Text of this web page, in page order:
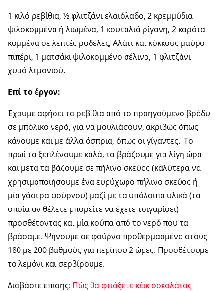
1 κιλό ρεβίθια, ½ φλιτζάνι ελαιόλαδο, 2 κρεμμύδια
ψιλοκομμένα ή λιωμένα, 1 κουταλιά ρίγανη, 2 καρότα
κομμένα σε λεπτές ροδέλες, Αλάτι και κόκκους μαύρο
πιπέρι, 1 ματσάκι ψιλοκομμένο σέλινο, 1 φλιτζάνι
χυμό λεμονιού.
Επί το έργον:
Έχουμε αφήσει τα ρεβίθια από το προηγούμενο βράδυ
σε μπόλικο νερό, για να μουλιάσουν, ακριβώς όπως
κάνουμε και με άλλα όσπρια, όπως οι γίγαντες. Το
πρωί τα ξεπλένουμε καλά, τα βράζουμε για λίγη ώρα
και μετά τα βάζουμε σε πήλινο σκεύος (καλύτερα να
χρησιμοποιήσουμε ένα ευρύχωρο πήλινο σκεύος ή
μία γάστρα φούρνου) μαζί με τα υπόλοιπα υλικά (τα
οποία αν θέλετε μπορείτε να έχετε τσιγαρίσει)
προσθέτοντας και μία κούπα από το νερό που τα
βράσαμε. Ψήνουμε σε φούρνο προθερμασμένο στους
180 με 200 βαθμούς για περίπου 2 ώρες. Προσθέτουμε
το λεμόνι και σερβίρουμε.
Διαβάστε επίσης: Πώς θα φτιάξετε κέικ σοκολάτας